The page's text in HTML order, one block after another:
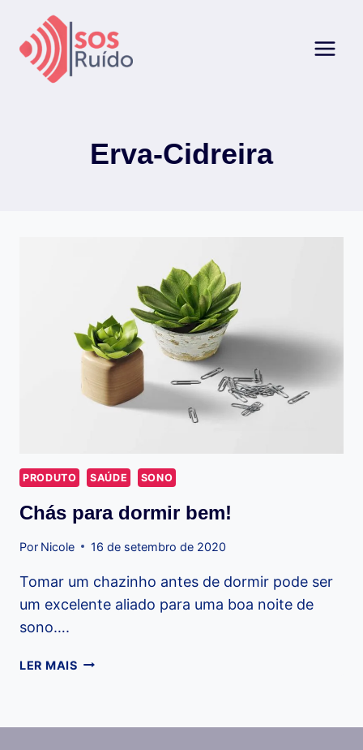
Conteúdo
Erva-Cidreira
PRODUTO SAÚDE SONO
Chás para dormir bem!
Por Nicole 16 de setembro de 2020
Tomar um chazinho antes de dormir pode ser
um excelente aliado para uma boa noite de
sono….
LER MAISCHÁS